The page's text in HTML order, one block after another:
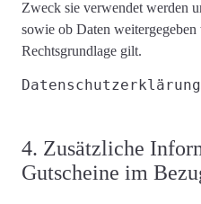
Zweck sie verwendet werden
sowie ob Daten weitergegeben
Rechtsgrundlage gilt.
4. Zusätzliche
Gutscheine im